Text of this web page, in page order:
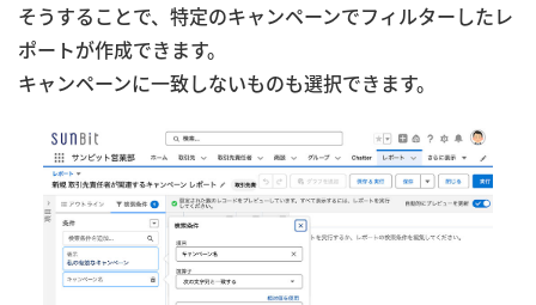
そうすることで、特定のキャンペーンでフィルターしたレ
ポートが作成できます。
キャンペーンに一致しないものも選択できます。